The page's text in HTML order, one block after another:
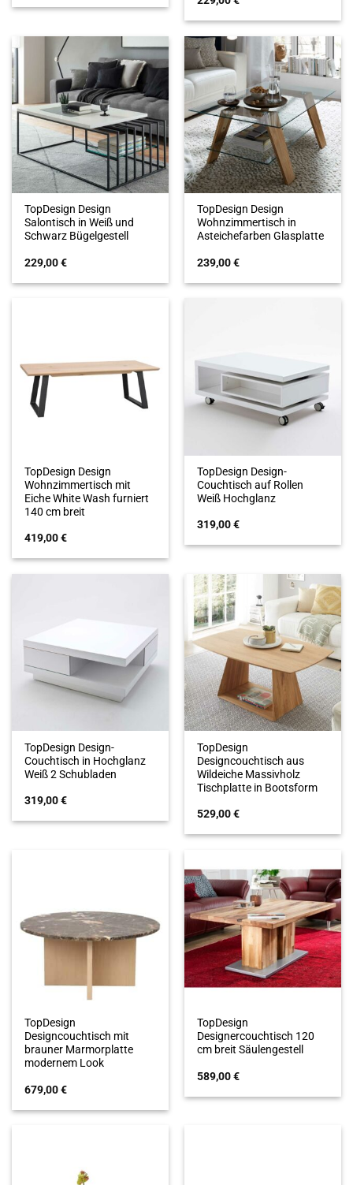
TopDesign Design
Salontisch in Weiß und
Schwarz Bügelgestell
229,00€
TopDesign Design
Wohnzimmertisch in
Asteichefarben Glasplatte
239,00€
TopDesign Design
Wohnzimmertisch mit
Eiche White Wash furniert
140 cm breit
419,00€
TopDesign Design-
Couchtisch auf Rollen
Weiß Hochglanz
319,00€
TopDesign Design-
Couchtisch in Hochglanz
Weiß 2 Schubladen
319,00€
TopDesign
Designcouchtisch aus
Wildeiche Massivholz
Tischplatte in Bootsform
529,00€
TopDesign
Designcouchtisch mit
brauner Marmorplatte
modernem Look
679,00€
TopDesign
Designercouchtisch 120
cm breit Säulengestell
589,00€